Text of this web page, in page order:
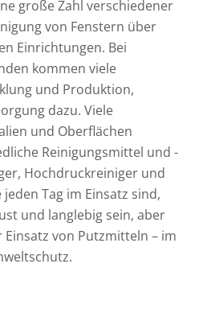
große Zahl verschiedener
von Fenstern über
Einrichtungen. Bei
kommen viele
und Produktion,
dazu. Viele
und Oberflächen
Reinigungsmittel und -
Hochdruckreiniger und
Tag im Einsatz sind,
und langlebig sein, aber
Einsatz von Putzmitteln – im